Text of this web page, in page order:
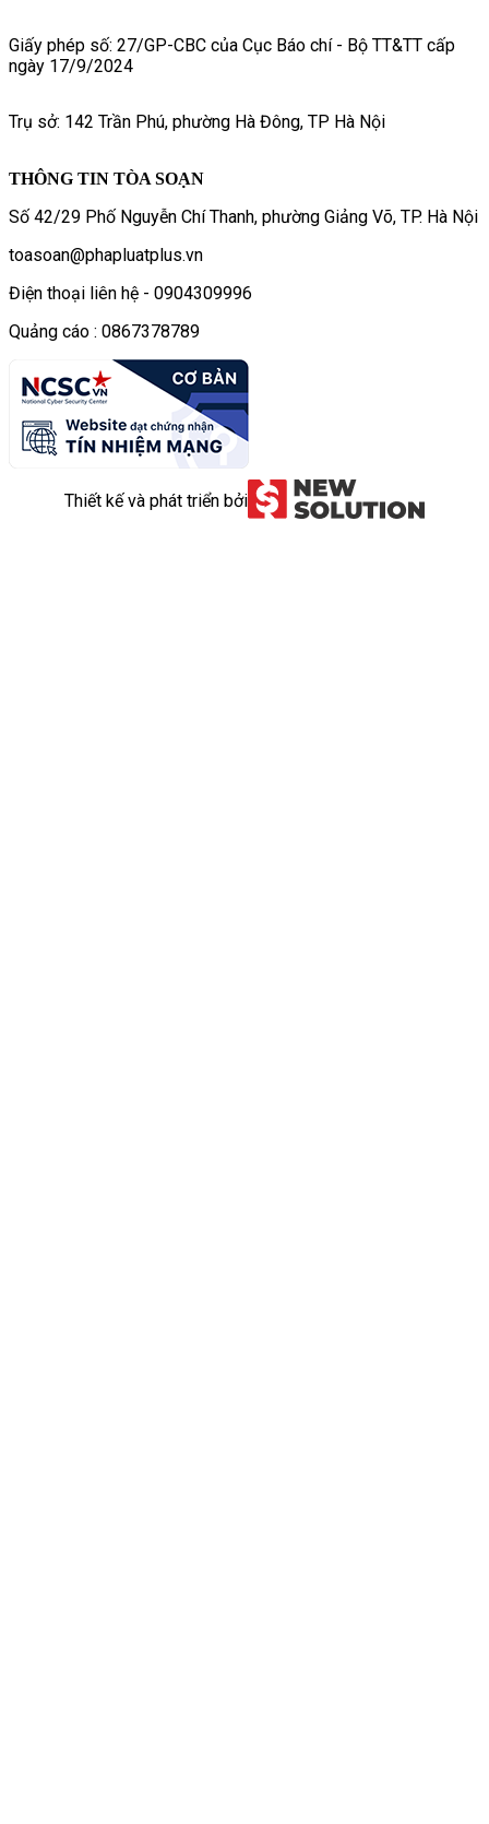
Giấy phép số: 27/GP-CBC của Cục Báo chí - Bộ TT&TT cấp
ngày 17/9/2024
Trụ sở: 142 Trần Phú, phường Hà Đông, TP Hà Nội
THÔNG TIN TÒA SOẠN
Số 42/29 Phố Nguyễn Chí Thanh, phường Giảng Võ, TP. Hà Nội
toasoan@phapluatplus.vn
Điện thoại liên hệ - 0904309996
Quảng cáo : 0867378789
Thiết kế và phát triển bởi